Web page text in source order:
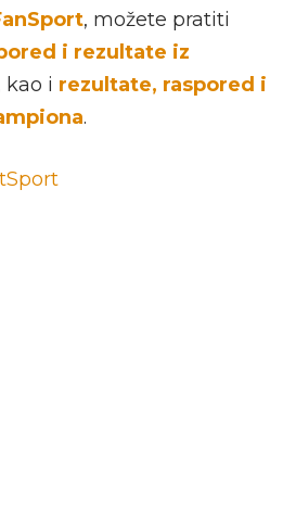
, možete pratiti
i rezultate iz
kao i rezultate, raspored i
.